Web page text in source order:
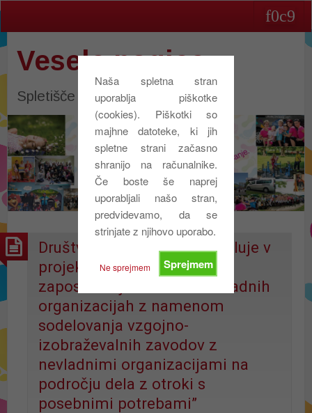
Naša spletna stran
uporablja piškotke
(cookies). Piškotki so
majhne datoteke, ki jih
spletne strani začasno
shranijo na računalnike.
Če boste še naprej
uporabljali našo stran,
predvidevamo, da se
strinjate z njihovo uporabo.
Sprejmem
Ne sprejmem
Vesele nogice
Spletišče društva Vesele nogice
Društvo Vesele nogice sodeluje v
projektu “Spodbujanje
zaposlovanja mladih v nevladnih
organizacijah z namenom
sodelovanja vzgojno-
izobraževalnih zavodov z
nevladnimi organizacijami na
področju dela z otroki s
posebnimi potrebami”